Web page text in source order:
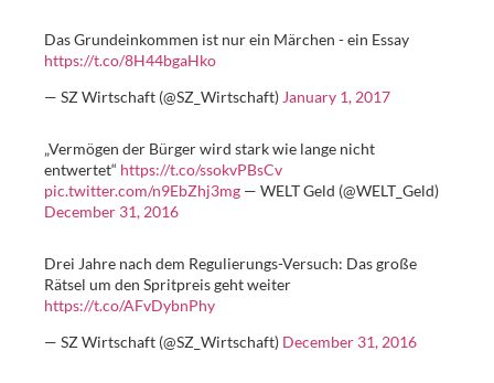
Das Grundeinkommen ist nur ein Märchen - ein Essay
https://t.co/8H44bgaHko
— SZ Wirtschaft (@SZ_Wirtschaft) January 1, 2017
„Vermögen der Bürger wird stark wie lange nicht
entwertet“ https://t.co/ssokvPBsCv
pic.twitter.com/n9EbZhj3mg — WELT Geld (@WELT_Geld)
December 31, 2016
Drei Jahre nach dem Regulierungs-Versuch: Das große
Rätsel um den Spritpreis geht weiter
https://t.co/AFvDybnPhy
— SZ Wirtschaft (@SZ_Wirtschaft) December 31, 2016